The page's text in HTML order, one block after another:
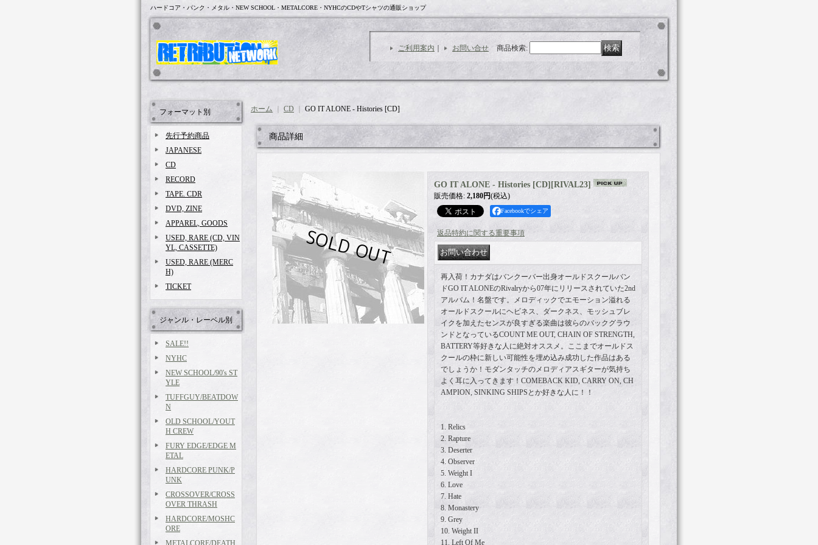
ハードコア・パンク・メタル・NEW SCHOOL・METALCORE・NYHCのCDやTシャツの通販ショップ
ご利用案内 お問い合せ 商品検索:
フォーマット別
先行予約商品
JAPANESE
CD
RECORD
TAPE. CDR
DVD, ZINE
APPAREL, GOODS
USED, RARE (CD, VIN
YL, CASSETTE)
USED, RARE (MERC
H)
TICKET
ジャンル・レーベル別
SALE!!
NYHC
NEW SCHOOL/90's ST
YLE
TUFFGUY/BEATDOW
N
OLD SCHOOL/YOUT
H CREW
FURY EDGE/EDGE M
ETAL
HARDCORE PUNK/P
UNK
CROSSOVER/CROSS
OVER THRASH
HARDCORE/MOSHC
ORE
METALCORE/DEATH
ホーム CD GO IT ALONE - Histories [CD]
商品詳細
GO IT ALONE - Histories [CD] [RIVAL23]
販売価格: 2,180円(税込)
Facebookでシェア
返品特約に関する重要事項
再入荷！カナダはバンクーバー出身オールドスクールバン
ドGO IT ALONEのRivalryから07年にリリースされていた2nd
アルバム！名盤です。メロディックでエモーション溢れる
オールドスクールにヘビネス、ダークネス、モッシュブレ
イクを加えたセンスが良すぎる楽曲は彼らのバックグラウ
ンドとなっているCOUNT ME OUT, CHAIN OF STRENGTH,
BATTERY等好きな人に絶対オススメ。ここまでオールドス
クールの枠に新しい可能性を埋め込み成功した作品はある
でしょうか！モダンタッチのメロディアスギターが気持ち
よく耳に入ってきます！COMEBACK KID, CARRY ON, CH
AMPION, SINKING SHIPSとか好きな人に！！
1. Relics
2. Rapture
3. Deserter
4. Observer
5. Weight I
6. Love
7. Hate
8. Monastery
9. Grey
10. Weight II
11. Left Of Me